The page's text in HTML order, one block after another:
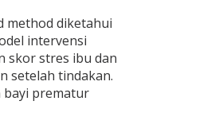
method diketahui
intervensi
skor stres ibu dan
setelah tindakan.
bayi prematur